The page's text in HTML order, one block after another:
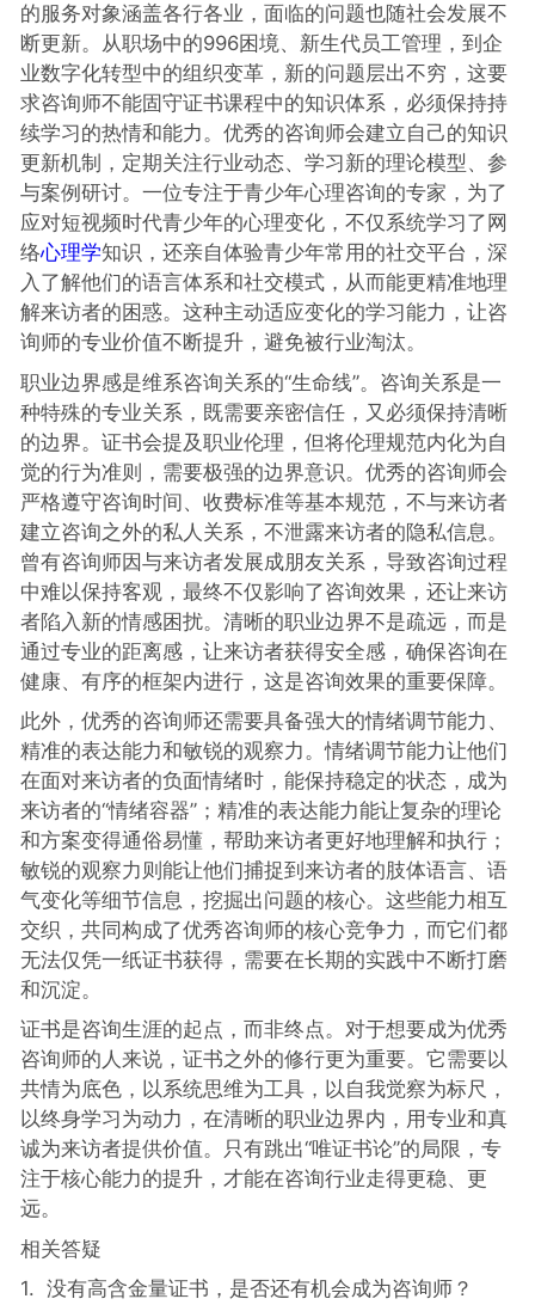
的服务对象涵盖各行各业，面临的问题也随社会发展不
断更新。从职场中的996困境、新生代员工管理，到企
业数字化转型中的组织变革，新的问题层出不穷，这要
求咨询师不能固守证书课程中的知识体系，必须保持持
续学习的热情和能力。优秀的咨询师会建立自己的知识
更新机制，定期关注行业动态、学习新的理论模型、参
与案例研讨。一位专注于青少年心理咨询的专家，为了
应对短视频时代青少年的心理变化，不仅系统学习了网
络心理学知识，还亲自体验青少年常用的社交平台，深
入了解他们的语言体系和社交模式，从而能更精准地理
解来访者的困惑。这种主动适应变化的学习能力，让咨
询师的专业价值不断提升，避免被行业淘汰。
职业边界感是维系咨询关系的“生命线”。咨询关系是一
种特殊的专业关系，既需要亲密信任，又必须保持清晰
的边界。证书会提及职业伦理，但将伦理规范内化为自
觉的行为准则，需要极强的边界意识。优秀的咨询师会
严格遵守咨询时间、收费标准等基本规范，不与来访者
建立咨询之外的私人关系，不泄露来访者的隐私信息。
曾有咨询师因与来访者发展成朋友关系，导致咨询过程
中难以保持客观，最终不仅影响了咨询效果，还让来访
者陷入新的情感困扰。清晰的职业边界不是疏远，而是
通过专业的距离感，让来访者获得安全感，确保咨询在
健康、有序的框架内进行，这是咨询效果的重要保障。
此外，优秀的咨询师还需要具备强大的情绪调节能力、
精准的表达能力和敏锐的观察力。情绪调节能力让他们
在面对来访者的负面情绪时，能保持稳定的状态，成为
来访者的“情绪容器”；精准的表达能力能让复杂的理论
和方案变得通俗易懂，帮助来访者更好地理解和执行；
敏锐的观察力则能让他们捕捉到来访者的肢体语言、语
气变化等细节信息，挖掘出问题的核心。这些能力相互
交织，共同构成了优秀咨询师的核心竞争力，而它们都
无法仅凭一纸证书获得，需要在长期的实践中不断打磨
和沉淀。
证书是咨询生涯的起点，而非终点。对于想要成为优秀
咨询师的人来说，证书之外的修行更为重要。它需要以
共情为底色，以系统思维为工具，以自我觉察为标尺，
以终身学习为动力，在清晰的职业边界内，用专业和真
诚为来访者提供价值。只有跳出“唯证书论”的局限，专
注于核心能力的提升，才能在咨询行业走得更稳、更
远。
相关答疑
1. 没有高含金量证书，是否还有机会成为咨询师？